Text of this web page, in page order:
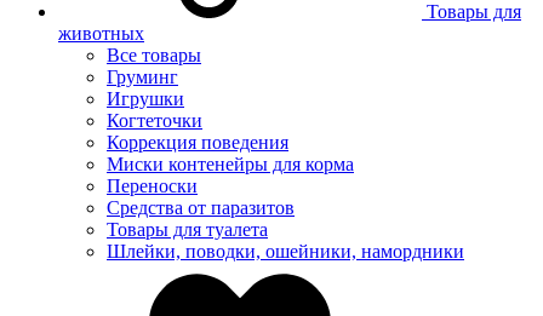
Товары для
животных
Все товары
Груминг
Игрушки
Когтеточки
Коррекция поведения
Миски контенейры для корма
Переноски
Средства от паразитов
Товары для туалета
Шлейки, поводки, ошейники, намордники